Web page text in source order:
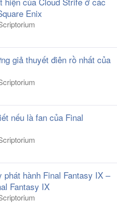
Enix
giả thuyết điên rồ nhất của
nếu là fan của Final
phát hành Final Fantasy IX –
Fantasy IX